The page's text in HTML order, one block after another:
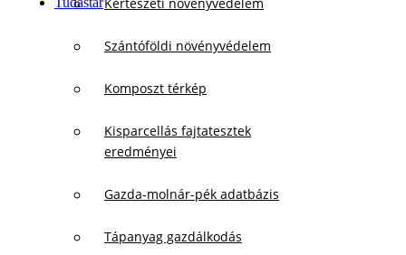
Szántóföldi növényvédelem
Komposzt térkép
Kisparcellás fajtatesztek
eredményei
Gazda-molnár-pék adatbázis
Tápanyag gazdálkodás